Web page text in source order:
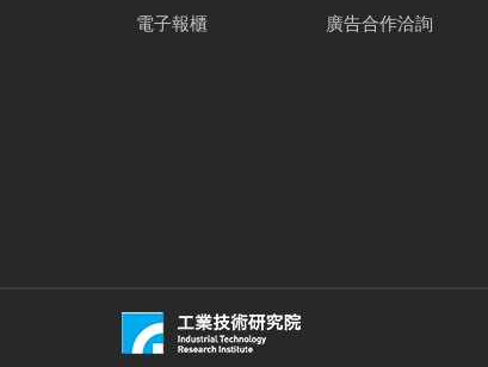
電子報櫃
廣告合作洽詢